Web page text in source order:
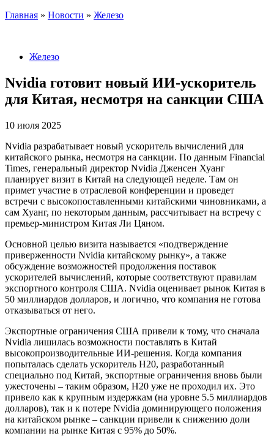
Главная » Новости » Железо
Железо
Nvidia готовит новый ИИ-ускоритель
для Китая, несмотря на санкции США
10 июля 2025
Nvidia разрабатывает новый ускоритель вычислений для
китайского рынка, несмотря на санкции. По данным Financial
Times, генеральный директор Nvidia Дженсен Хуанг
планирует визит в Китай на следующей неделе. Там он
примет участие в отраслевой конференции и проведет
встречи с высокопоставленными китайскими чиновниками, а
сам Хуанг, по некоторым данным, рассчитывает на встречу с
премьер-министром Китая Ли Цяном.
Основной целью визита называется «подтверждение
приверженности Nvidia китайскому рынку», а также
обсуждение возможностей продолжения поставок
ускорителей вычислений, которые соответствуют правилам
экспортного контроля США. Nvidia оценивает рынок Китая в
50 миллиардов долларов, и логично, что компания не готова
отказываться от него.
Экспортные ограничения США привели к тому, что сначала
Nvidia лишилась возможности поставлять в Китай
высокопроизводительные ИИ-решения. Когда компания
попыталась сделать ускоритель H20, разработанный
специально под Китай, экспортные ограничения вновь были
ужесточены – таким образом, H20 уже не проходил их. Это
привело как к крупным издержкам (на уровне 5.5 миллиардов
долларов), так и к потере Nvidia доминирующего положения
на китайском рынке – санкции привели к снижению доли
компании на рынке Китая с 95% до 50%.